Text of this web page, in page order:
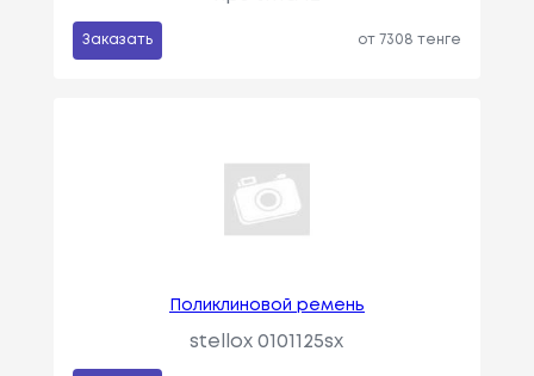
Заказать от 7308 тенге
Поликлиновой ремень
stellox 0101125sx